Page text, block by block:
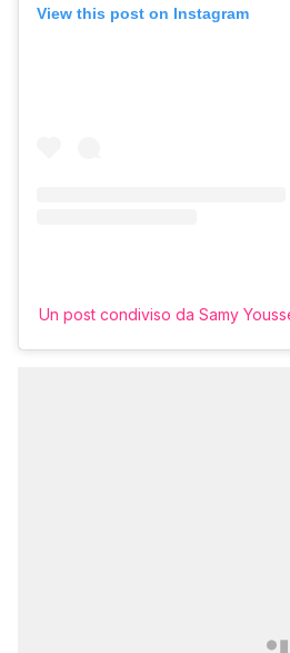
View this post on Instagram
Un post condiviso da Samy